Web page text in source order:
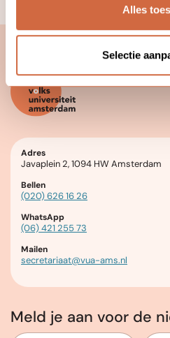
Alles
Selectie
Adres
Javaplein 2, 1094 HW Amsterdam
Bellen
(020) 626 16 26
WhatsApp
(06) 421 255 73
Mailen
secretariaat@vua-ams.nl
Meld je aan voor de